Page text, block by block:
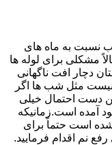
نسبت به ماه های
مشکلی برای لوله ها
دچار افت ناگهانی
مثل شب ها اگر
دست احتمال خیلی
آمده است.زمانیکه
است حتماً برای
نم اقدام فرمایید.